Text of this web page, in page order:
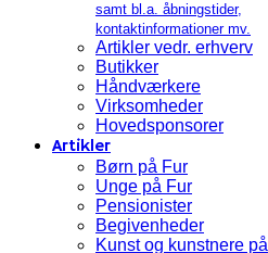
samt bl.a. åbningstider,
kontaktinformationer mv.
Artikler vedr. erhverv
Butikker
Håndværkere
Virksomheder
Hovedsponsorer
Artikler
Børn på Fur
Unge på Fur
Pensionister
Begivenheder
Kunst og kunstnere på